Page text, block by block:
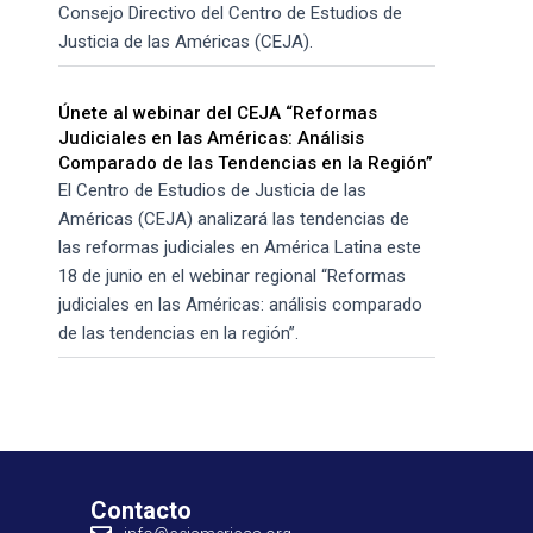
Consejo Directivo del Centro de Estudios de
Justicia de las Américas (CEJA).
Únete al webinar del CEJA “Reformas
Judiciales en las Américas: Análisis
Comparado de las Tendencias en la Región”
El Centro de Estudios de Justicia de las
Américas (CEJA) analizará las tendencias de
las reformas judiciales en América Latina este
18 de junio en el webinar regional “Reformas
judiciales en las Américas: análisis comparado
de las tendencias en la región”.
Contacto